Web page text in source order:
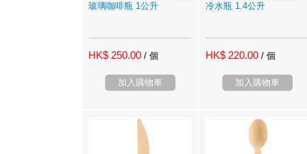
玻璃咖啡瓶 1公升
HK$ 250.00 / 個
加入購物車
冷水瓶 1.4公升
HK$ 220.00 / 個
加入購物車